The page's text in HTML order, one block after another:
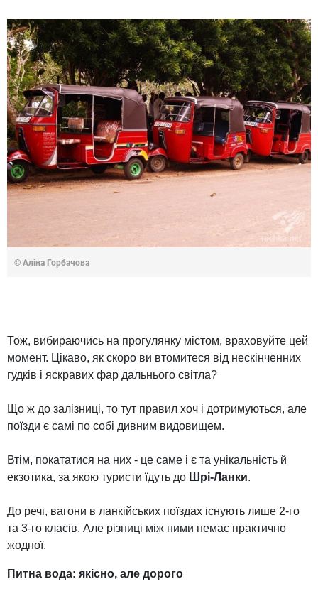
© Аліна Горбачова
Тож, вибираючись на прогулянку містом, враховуйте цей
момент. Цікаво, як скоро ви втомитеся від нескінченних
гудків і яскравих фар дальнього світла?
Що ж до залізниці, то тут правил хоч і дотримуються, але
поїзди є самі по собі дивним видовищем.
Втім, покататися на них - це саме і є та унікальність й
екзотика, за якою туристи їдуть до Шрі-Ланки.
До речі, вагони в ланкійських поїздах існують лише 2-го
та 3-го класів. Але різниці між ними немає практично
жодної.
Питна вода: якісно, але дорого